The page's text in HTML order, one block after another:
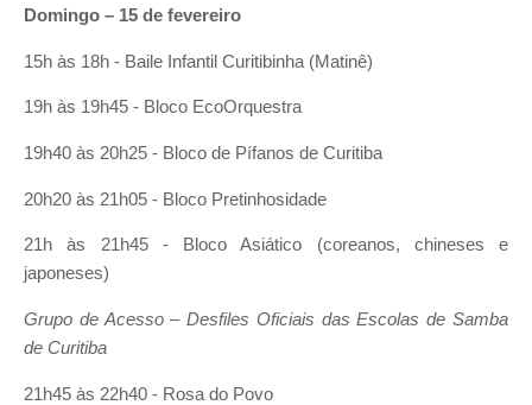
Domingo – 15 de fevereiro
15h às 18h - Baile Infantil Curitibinha (Matinê)
19h às 19h45 - Bloco EcoOrquestra
19h40 às 20h25 - Bloco de Pífanos de Curitiba
20h20 às 21h05 - Bloco Pretinhosidade
21h às 21h45 - Bloco Asiático (coreanos, chineses e
japoneses)
Grupo de Acesso – Desfiles Oficiais das Escolas de Samba
de Curitiba
21h45 às 22h40 - Rosa do Povo